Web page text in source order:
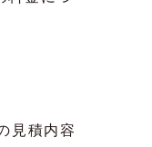
見積内容